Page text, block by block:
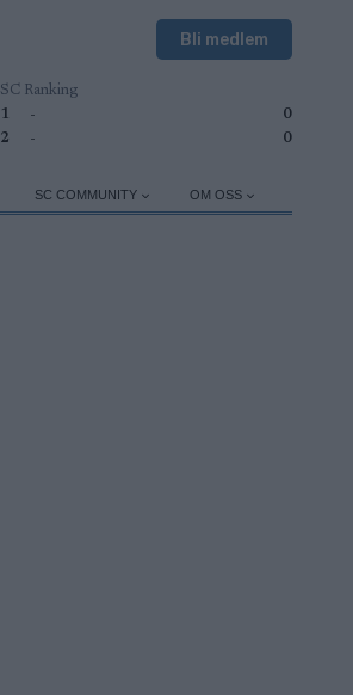
Bli medlem
SC Ranking
1
-
0
2
- 0
SC COMMUNITY OM OSS